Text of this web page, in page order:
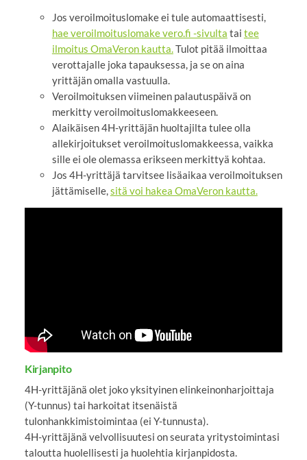
Jos veroilmoituslomake ei tule automaattisesti,
hae veroilmoituslomake vero.fi -sivulta tai tee
ilmoitus OmaVeron kautta.Tulot pitää ilmoittaa
verottajalle joka tapauksessa, ja se on aina
yrittäjän omalla vastuulla.
Veroilmoituksen viimeinen palautuspäivä on
merkitty veroilmoituslomakkeeseen.
Alaikäisen 4H-yrittäjän huoltajilta tulee olla
allekirjoitukset veroilmoituslomakkeessa, vaikka
sille ei ole olemassa erikseen merkittyä kohtaa.
Jos 4H-yrittäjä tarvitsee lisäaikaa veroilmoituksen
jättämiselle,sitä voi hakea OmaVeron kautta.
Kirjanpito
4H-yrittäjänä olet joko yksityinen elinkeinonharjoittaja
(Y-tunnus) tai harkoitat itsenäistä
tulonhankkimistoimintaa (ei Y-tunnusta).
4H-yrittäjänä velvollisuutesi on seurata yritystoimintasi
taloutta huolellisesti ja huolehtia kirjanpidosta.